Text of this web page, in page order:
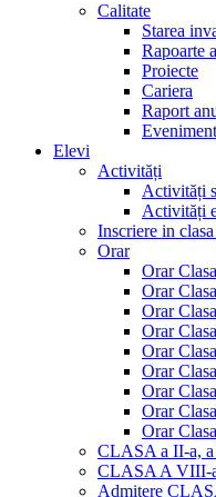
Calitate
Starea
Rapoarte
Proiecte
Cariera
Raport
Elevi
Activități
Activități
Activități
Inscriere in
Orar
Orar
Orar
Orar
Orar
Orar
Orar
Orar
Orar
Orar
CLASA a II-a,
CLASA A VIII-
Admitere